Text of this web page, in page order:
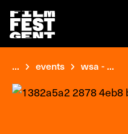
... events wsa - ...